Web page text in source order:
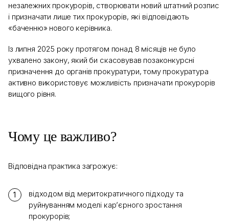
незалежних прокурорів, створювати новий штатний розпис
і призначати лише тих прокурорів, які відповідають
«баченню» нового керівника.
Із липня 2025 року протягом понад 8 місяців не було
ухвалено закону, який би скасовував позаконкурсні
призначення до органів прокуратури, тому прокуратура
активно використовує можливість призначати прокурорів
вищого рівня.
Чому це важливо?
Відповідна практика загрожує:
відходом від меритократичного підходу та
руйнуванням моделі кар’єрного зростання
прокурорів;